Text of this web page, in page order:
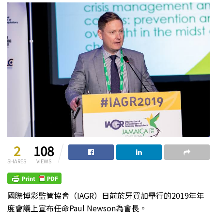
2
SHARES
108
VIEWS
國際博彩監管協會（IAGR）日前於牙買加舉行的2019年年
度會議上宣布任命Paul Newson為會長。